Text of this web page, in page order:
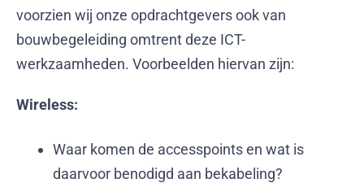
voorzien wij onze opdrachtgevers ook van
bouwbegeleiding omtrent deze ICT-
werkzaamheden. Voorbeelden hiervan zijn:
Wireless:
Waar komen de accesspoints en wat is
daarvoor benodigd aan bekabeling?